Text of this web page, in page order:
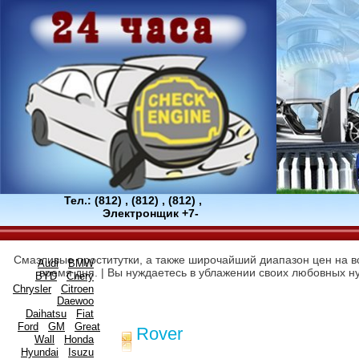
Тел.: (812) , (812) , (812) ,
Электронщик +7-
Смазливые проститутки, а также широчайший диапазон цен на
время дня. | Вы нуждаетесь в ублажении своих любовных
Rover
Audi
BMW
BYD
Chery
Chrysler
Citroen
Daewoo
Daihatsu
Fiat
Ford
GM
Great
Wall
Honda
Hyundai
Isuzu